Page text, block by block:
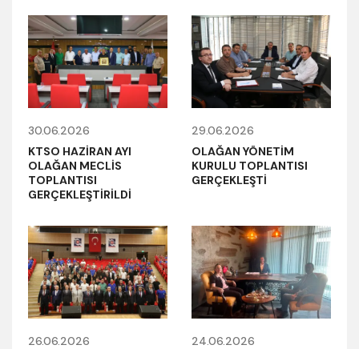
30.06.2026
KTSO HAZİRAN AYI
OLAĞAN MECLİS
TOPLANTISI
GERÇEKLEŞTİRİLDİ
29.06.2026
OLAĞAN YÖNETİM
KURULU TOPLANTISI
GERÇEKLEŞTİ
26.06.2026
24.06.2026